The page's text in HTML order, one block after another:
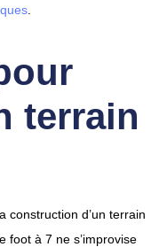
.
terrain
construction d’un terrain
foot à 7 ne s’improvise